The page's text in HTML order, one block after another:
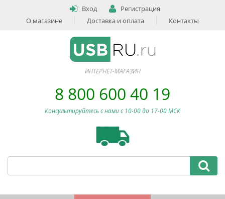
Вход
Регистрация
О магазине
Доставка и оплата Контакты
ИНТЕРНЕТ-МАГАЗИН
8 800 600 40 19
Консультируйтесь с нами c 10-00 до 17-00 МСК